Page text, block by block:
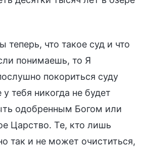
что такое суд и что
понимаешь, то Я
покориться суду
тебя никогда не будет
одобренным Богом или
Царство. Те, кто лишь
так и не может очиститься,